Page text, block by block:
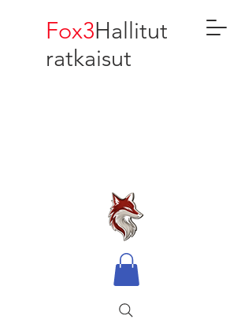
Fox3Hallitut
ratkaisut